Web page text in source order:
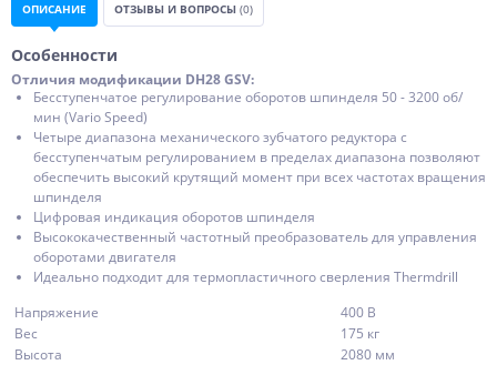
ОПИСАНИЕ ОТЗЫВЫ И ВОПРОСЫ (0)
Особенности
Отличия модификации DH28 GSV:
Бесступенчатое регулирование оборотов шпинделя 50 - 3200 об/
мин (Vario Speed)
Четыре диапазона механического зубчатого редуктора с
бесступенчатым регулированием в пределах диапазона позволяют
обеспечить высокий крутящий момент при всех частотах вращения
шпинделя
Цифровая индикация оборотов шпинделя
Высококачественный частотный преобразователь для управления
оборотами двигателя
Идеально подходит для термопластичного сверления Thermdrill
Напряжение
400 В
Вес
175 кг
Высота
2080 мм